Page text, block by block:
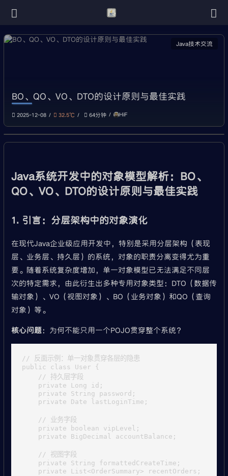
Java技术交流
BO、QO、VO、DTO的设计原则与最佳实践
2025-12-08 32.5℃ 64分钟 HiF
Java系统开发中的对象模型解析：BO、
QO、VO、DTO的设计原则与最佳实践
1. 引言：分层架构中的对象演化
在现代Java企业级应用开发中，特别是采用分层架构（表现
层、业务层、持久层）的系统，对象的职责分离变得尤为重
要。随着系统复杂度增加，单一对象模型已无法满足不同层
次的特定需求，由此衍生出多种专用对象类型：DTO（数据传
输对象）、VO（视图对象）、BO（业务对象）和QO（查询
对象）等。
核心问题：为何不能只用一个POJO贯穿整个系统？
// 反面示例：单一对象贯穿各层的隐患
public class User {
    // 持久层字段
    private Long id;
    private String password;
    private Date lastLoginTime;
    // 业务字段
    private boolean vipLevel;
    private BigDecimal accountBalance;
    // 视图字段
    private String formattedCreateTime;
    private List<OrderSummary> recentOrders;